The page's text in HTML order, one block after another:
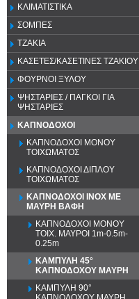
ΚΛΙΜΑΤΙΣΤΙΚΑ
ΣΟΜΠΕΣ
ΤΖΑΚΙΑ
ΚΑΣΕΤΕΣ/ΚΑΣΕΤΙΝΕΣ ΤΖΑΚΙΟΥ
ΦΟΥΡΝΟΙ ΞΥΛΟΥ
ΨΗΣΤΑΡΙΕΣ / ΠΑΓΚΟΙ ΓΙΑ
ΨΗΣΤΑΡΙΕΣ
ΚΑΠΝΟΔΟΧΟΙ
ΚΑΠΝΟΔΟΧΟΙ ΜΟΝΟΥ
ΤΟΙΧΩΜΑΤΟΣ
ΚΑΠΝΟΔΟΧΟΙ ΔΙΠΛΟΥ
ΤΟΙΧΩΜΑΤΟΣ
ΚΑΠΝΟΔΟΧΟΙ ΙΝΟΧ ΜΕ
ΜΑΥΡΗ ΒΑΦΗ
ΚΑΠΝΟΔΟΧΟΙ ΜΟΝΟΥ
ΤΟΙΧ. ΜΑΥΡΟΙ 1m-0.5m-
0.25m
ΚΑΜΠΥΛΗ 45°
ΚΑΠΝΟΔΟΧΟΥ ΜΑΥΡΗ
ΚΑΜΠΥΛΗ 90°